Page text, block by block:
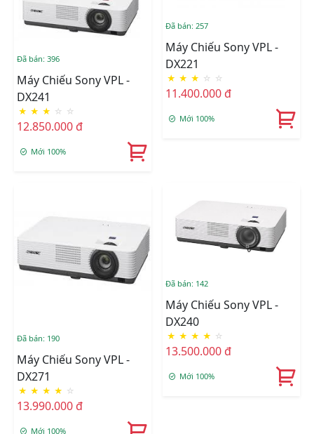
Đã bán: 396
Máy Chiếu Sony VPL -
DX241
★ ★ ★ ☆ ☆
12.850.000 đ
Mới 100%
Đã bán: 257
Máy Chiếu Sony VPL -
DX221
★ ★ ★ ☆ ☆
11.400.000 đ
Mới 100%
Đã bán: 190
Máy Chiếu Sony VPL -
DX271
★ ★ ★ ★ ☆
13.990.000 đ
Mới 100%
Đã bán: 142
Máy Chiếu Sony VPL -
DX240
★ ★ ★ ★ ☆
13.500.000 đ
Mới 100%